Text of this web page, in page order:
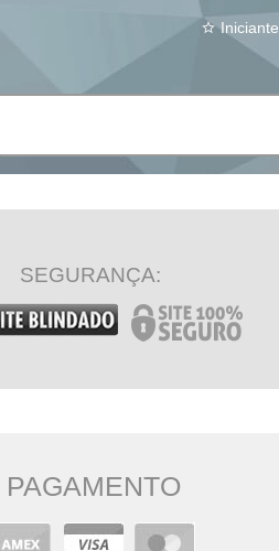
star_border Iniciante
SEGURANÇA:
PAGAMENTO